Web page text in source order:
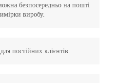
безпосередньо на пошті
виробу.
постійних клієнтів.